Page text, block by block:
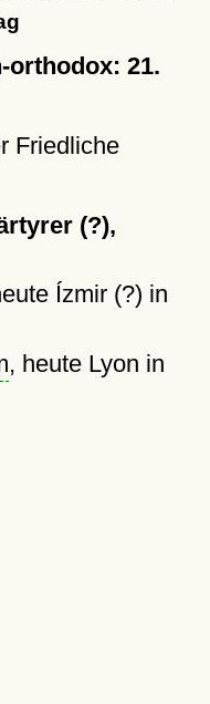
21.
Friedliche
(?),
Ízmir (?) in
, heute Lyon in